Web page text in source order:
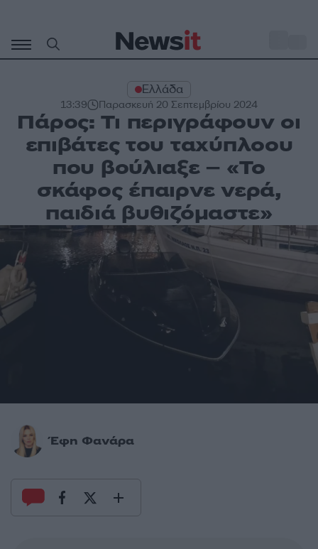
περιεχόμενο
Ελλάδα
13:39 Παρασκευή 20 Σεπτεμβρίου 2024
Πάρος: Τι περιγράφουν οι
επιβάτες του ταχύπλοου
που βούλιαξε – «Το
σκάφος έπαιρνε νερά,
παιδιά βυθιζόμαστε»
Έφη Φανάρα